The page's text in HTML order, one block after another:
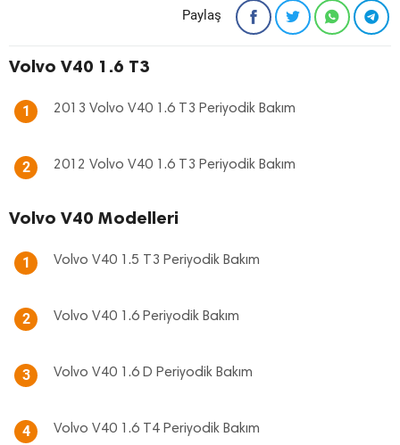
Paylaş
Volvo V40 1.6 T3
1 2013 Volvo V40 1.6 T3 Periyodik Bakım
2 2012 Volvo V40 1.6 T3 Periyodik Bakım
Volvo V40 Modelleri
1 Volvo V40 1.5 T3 Periyodik Bakım
2 Volvo V40 1.6 Periyodik Bakım
3 Volvo V40 1.6 D Periyodik Bakım
4 Volvo V40 1.6 T4 Periyodik Bakım